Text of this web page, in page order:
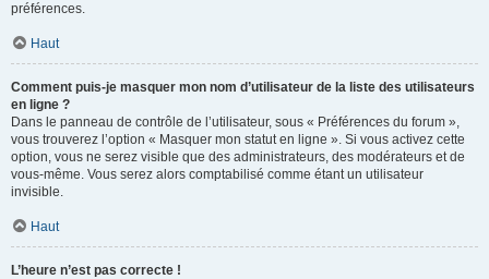
préférences.
Haut
Comment puis-je masquer mon nom d’utilisateur de la liste des utilisateurs
en ligne ?
Dans le panneau de contrôle de l’utilisateur, sous « Préférences du forum »,
vous trouverez l’option « Masquer mon statut en ligne ». Si vous activez cette
option, vous ne serez visible que des administrateurs, des modérateurs et de
vous-même. Vous serez alors comptabilisé comme étant un utilisateur
invisible.
Haut
L’heure n’est pas correcte !